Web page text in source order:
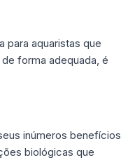
para aquaristas que
forma adequada, é
inúmeros benefícios
biológicas que